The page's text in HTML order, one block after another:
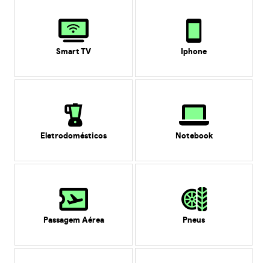
Smart TV Iphone
Eletrodomésticos Notebook
Passagem Aérea Pneus